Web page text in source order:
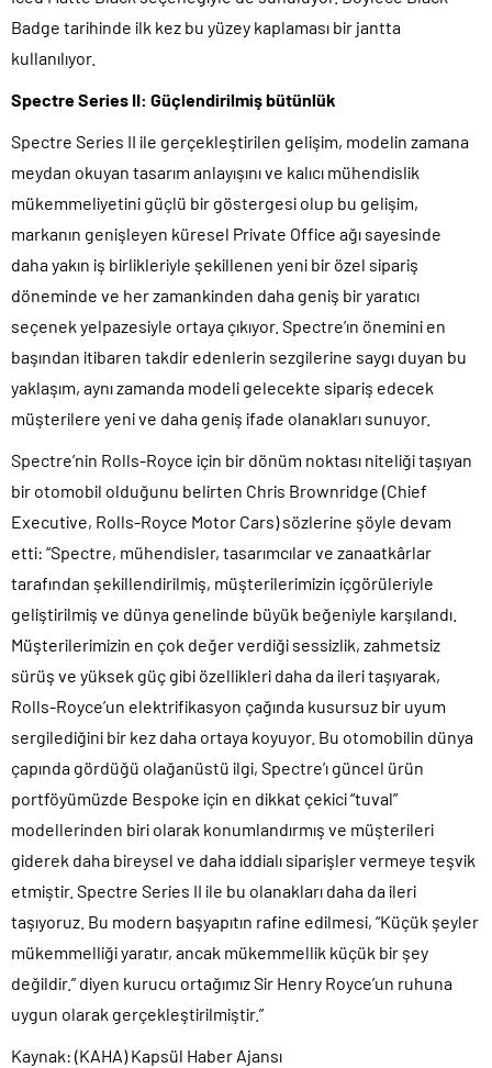
Badge tarihinde ilk kez bu yüzey kaplaması bir jantta
kullanılıyor.
Spectre Series II: Güçlendirilmiş bütünlük
Spectre Series II ile gerçekleştirilen gelişim, modelin zamana
meydan okuyan tasarım anlayışını ve kalıcı mühendislik
mükemmeliyetini güçlü bir göstergesi olup bu gelişim,
markanın genişleyen küresel Private Office ağı sayesinde
daha yakın iş birlikleriyle şekillenen yeni bir özel sipariş
döneminde ve her zamankinden daha geniş bir yaratıcı
seçenek yelpazesiyle ortaya çıkıyor. Spectre’ın önemini en
başından itibaren takdir edenlerin sezgilerine saygı duyan bu
yaklaşım, aynı zamanda modeli gelecekte sipariş edecek
müşterilere yeni ve daha geniş ifade olanakları sunuyor.
Spectre’nin Rolls-Royce için bir dönüm noktası niteliği taşıyan
bir otomobil olduğunu belirten Chris Brownridge (Chief
Executive, Rolls-Royce Motor Cars) sözlerine şöyle devam
etti: “Spectre, mühendisler, tasarımcılar ve zanaatkârlar
tarafından şekillendirilmiş, müşterilerimizin içgörüleriyle
geliştirilmiş ve dünya genelinde büyük beğeniyle karşılandı.
Müşterilerimizin en çok değer verdiği sessizlik, zahmetsiz
sürüş ve yüksek güç gibi özellikleri daha da ileri taşıyarak,
Rolls-Royce’un elektrifikasyon çağında kusursuz bir uyum
sergilediğini bir kez daha ortaya koyuyor. Bu otomobilin dünya
çapında gördüğü olağanüstü ilgi, Spectre’ı güncel ürün
portföyümüzde Bespoke için en dikkat çekici “tuval”
modellerinden biri olarak konumlandırmış ve müşterileri
giderek daha bireysel ve daha iddialı siparişler vermeye teşvik
etmiştir. Spectre Series II ile bu olanakları daha da ileri
taşıyoruz. Bu modern başyapıtın rafine edilmesi, “Küçük şeyler
mükemmelliği yaratır, ancak mükemmellik küçük bir şey
değildir.” diyen kurucu ortağımız Sir Henry Royce’un ruhuna
uygun olarak gerçekleştirilmiştir.”
Kaynak: (KAHA) Kapsül Haber Ajansı